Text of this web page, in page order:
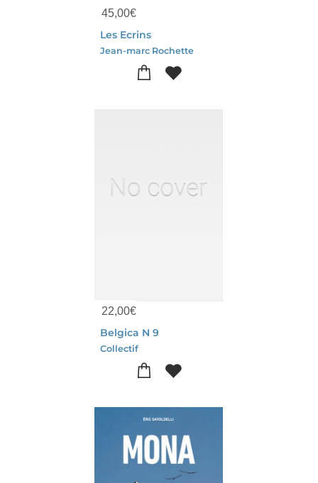
45,00€
Les Ecrins
Jean-marc Rochette
22,00€
Belgica N 9
Collectif